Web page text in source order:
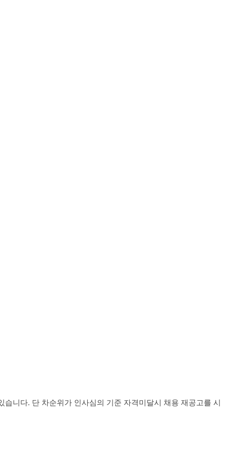
습니다. 단 차순위가 인사심의 기준 자격미달시 채용 재공고를 시